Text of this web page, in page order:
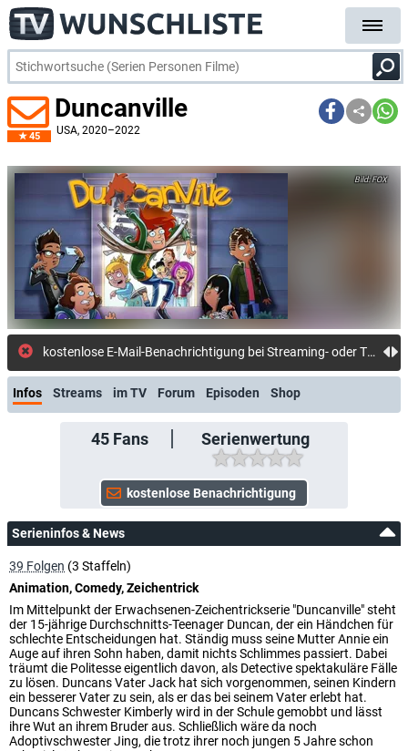
45
Duncanville
USA, 2020–2022
FOX
kostenlose E-Mail-Benachrichtigung bei Streaming- oder TV-Start
Infos Streams im TV Forum Episoden Shop
45Fans Serienwertung
Serieninfos & News
39 Folgen (3 Staffeln)
Animation, Comedy, Zeichentrick
Im Mittelpunkt der Erwachsenen-Zeichentrickserie "Duncanville" steht
der 15-jährige Durchschnitts-Teenager Duncan, der ein Händchen für
schlechte Entscheidungen hat. Ständig muss seine Mutter Annie ein
Auge auf ihren Sohn haben, damit nichts Schlimmes passiert. Dabei
träumt die Politesse eigentlich davon, als Detective spektakuläre Fälle
zu lösen. Duncans Vater Jack hat sich vorgenommen, seinen Kindern
ein besserer Vater zu sein, als er das bei seinem Vater erlebt hat.
Duncans Schwester Kimberly wird in der Schule gemobbt und lässt
ihre Wut an ihrem Bruder aus. Schließlich wäre da noch
Adoptivschwester Jing, die trotz ihrer noch jungen 5 Jahre schon